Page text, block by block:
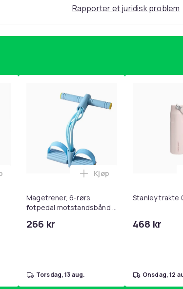
Rapporter et juridisk problem
QC15, QC 2 AE 2, AE 2i, AE 2w, SoundTrue,
Batteri AG10 / LR1130 / LR54 / 189 / 10-pakning
Magetrener, 6-rørs
fotpedal motstandsbånd -
yoga og
266 kr
Legg Magetrener, 6-
Kjøp
torsdag, 13 aug.
Stanley trakte
468 kr
onsdag, 12